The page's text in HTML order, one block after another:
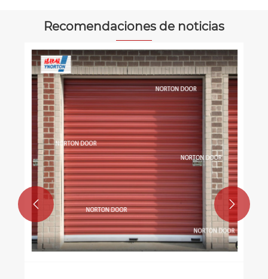
Recomendaciones de noticias
Este almacén utiliza puertas rápidas
para mejorar la eficiencia.
Ver más >>
 